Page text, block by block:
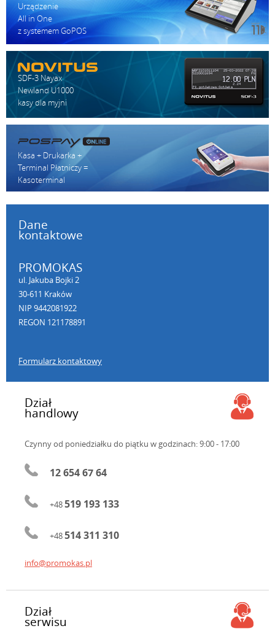
Urządzenie
All in One
z systemem GoPOS
SDF-3 Nayax
Newland U1000
kasy dla myjni
Kasa + Drukarka +
Terminal Płatniczy =
Kasoterminal
Dane
kontaktowe
PROMOKAS
ul. Jakuba Bojki 2
30-611 Kraków
NIP 9442081922
REGON 121178891
Formularz kontaktowy
Dział
handlowy
Czynny od poniedziałku do piątku w godzinach: 9:00 - 17:00
12 654 67 64
+48519 193 133
+48514 311 310
info@promokas.pl
Dział
serwisu